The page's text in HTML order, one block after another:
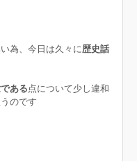
為、今日は久々に歴史話
ある点について少し違和
のです